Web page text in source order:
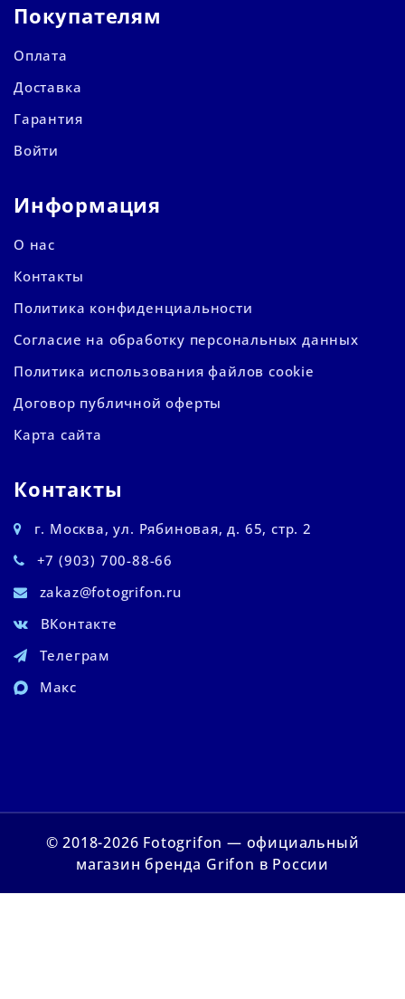
Покупателям
Оплата
Доставка
Гарантия
Войти
Информация
О нас
Контакты
Политика конфиденциальности
Согласие на обработку персональных данных
Политика использования файлов cookie
Договор публичной оферты
Карта сайта
Контакты
г. Москва, ул. Рябиновая, д. 65, стр. 2
+7 (903) 700-88-66
zakaz@fotogrifon.ru
ВКонтакте
Телеграм
Макс
© 2018-2026 Fotogrifon — официальный
магазин бренда Grifon в России